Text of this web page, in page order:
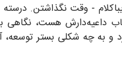
- وقت نگذاشتن.
داعیه‌دارش هست،
و به چه شکلی بستر توسعه،